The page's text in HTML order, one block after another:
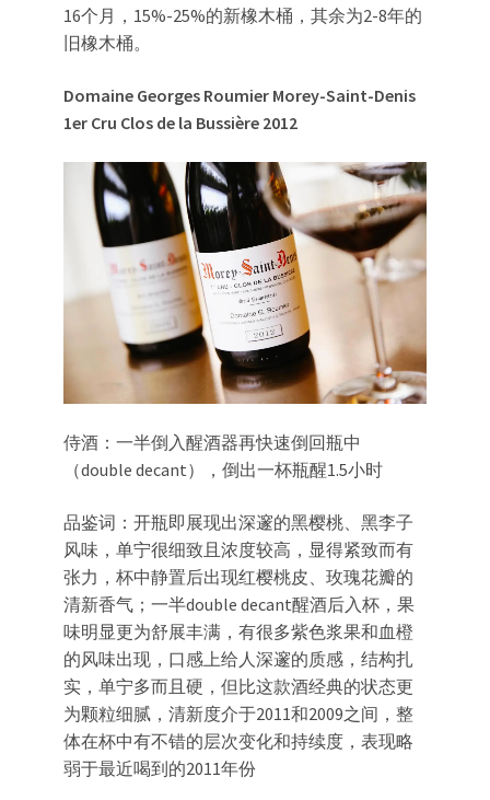
16个月，15%-25%的新橡木桶，其余为2-8年的
旧橡木桶。
Domaine Georges Roumier Morey-Saint-Denis
1er Cru Clos de la Bussière 2012
侍酒：一半倒入醒酒器再快速倒回瓶中
（double decant），倒出一杯瓶醒1.5小时
品鉴词：开瓶即展现出深邃的黑樱桃、黑李子
风味，单宁很细致且浓度较高，显得紧致而有
张力，杯中静置后出现红樱桃皮、玫瑰花瓣的
清新香气；一半double decant醒酒后入杯，果
味明显更为舒展丰满，有很多紫色浆果和血橙
的风味出现，口感上给人深邃的质感，结构扎
实，单宁多而且硬，但比这款酒经典的状态更
为颗粒细腻，清新度介于2011和2009之间，整
体在杯中有不错的层次变化和持续度，表现略
弱于最近喝到的2011年份